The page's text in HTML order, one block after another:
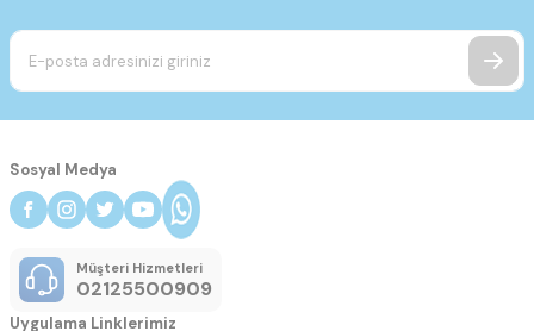
Sosyal Medya
Müşteri Hizmetleri
02125500909
Uygulama Linklerimiz